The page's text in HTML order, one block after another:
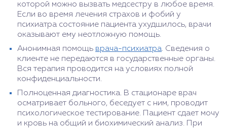
которой можно вызвать медсестру в любое время.
Если во время лечения страхов и фобий у
психиатра состояние пациента ухудшилось, врачи
оказывают ему неотложную помощь.
Анонимная помощь врача-психиатра. Сведения о
клиенте не передаются в государственные органы.
Вся терапия проводится на условиях полной
конфиденциальности.
Полноценная диагностика. В стационаре врач
осматривает больного, беседует с ним, проводит
психологическое тестирование. Пациент сдает мочу
и кровь на общий и биохимический анализ. При